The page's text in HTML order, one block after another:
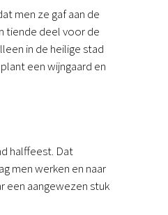
men ze gaf aan de
tiende deel voor de
in de heilige stad
een wijngaard en
halffeest. Dat
men werken en naar
een aangewezen stuk
Doneren